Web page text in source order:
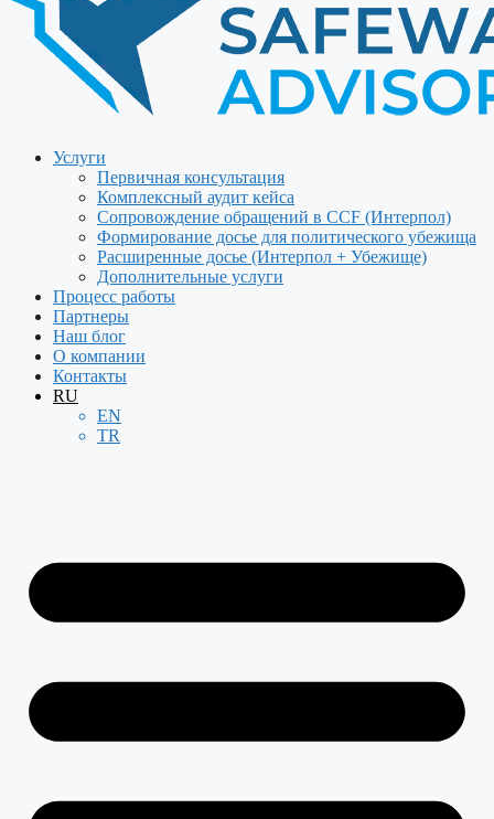
Услуги
Первичная консультация
Комплексный аудит кейса
Сопровождение обращений в CCF (Интерпол)
Формирование досье для политического убежища
Расширенные досье (Интерпол + Убежище)
Дополнительные услуги
Процесс работы
Партнеры
Наш блог
О компании
Контакты
RU
EN
TR